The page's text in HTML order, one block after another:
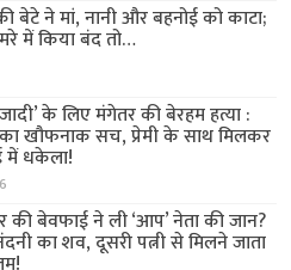
ने मां, नानी और बहनोई को काटा;
में किया बंद तो…
के लिए मंगेतर की बेरहम हत्या :
खौफनाक सच, प्रेमी के साथ मिलकर
में धकेला!
की बेवफाई ने ली ‘आप’ नेता की जान?
का शव, दूसरी पत्नी से मिलने जाता